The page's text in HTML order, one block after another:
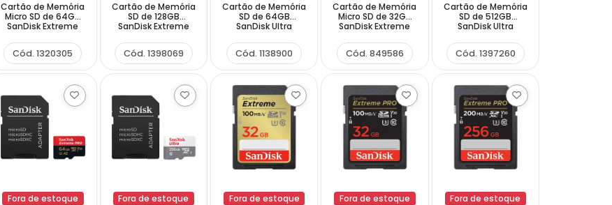
Cartão de Memória
Micro SD de 64GB
SanDisk Extreme
GN6AA - Vermelho
Dourado
Cód. 1320305
Cartão de Memória
SD de 128GB
SanDisk Extreme
GNCIN - Preto
Dourado
Cód. 1398069
Cartão de Memória
SD de 64GB
SanDisk Ultra
GN3IN - Preto
Cód. 1138900
Cartão de Memória
Micro SD de 32GB
SanDisk Extreme
GN6AA - Vermelho
Dourado
Cód. 849586
Cartão de Memória
SD de 512GB
SanDisk Ultra
GN6IN - Preto Cinza
Cód. 1397260
Fora de estoque Fora de estoque Fora de estoque Fora de estoque Fora de estoque